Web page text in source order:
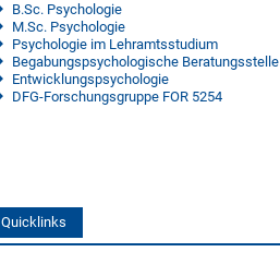
B.Sc. Psychologie
M.Sc. Psychologie
Psychologie im Lehramtsstudium
Begabungspsychologische Beratungsstelle
Entwicklungspsychologie
DFG-Forschungsgruppe FOR 5254
Quicklinks